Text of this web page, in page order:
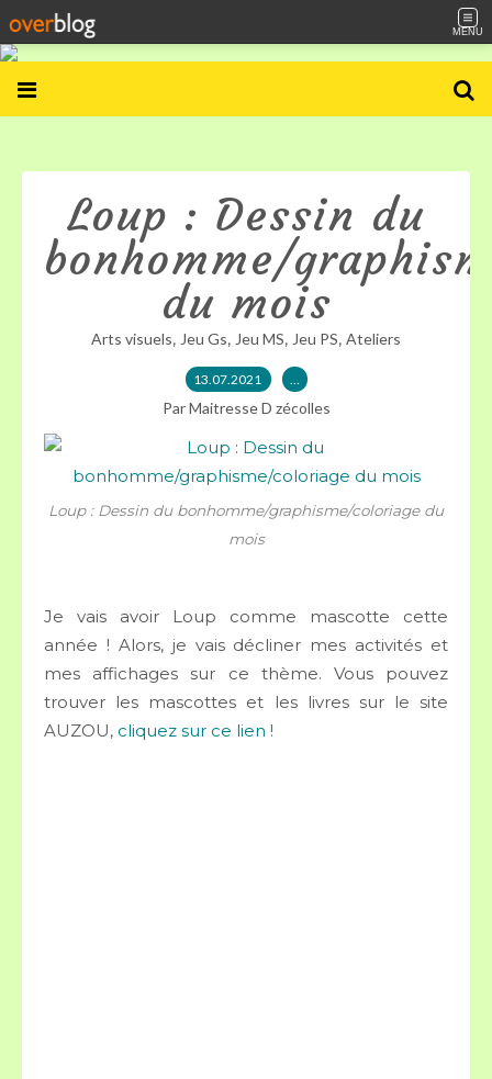
MENU
Loup : Dessin du
bonhomme/
du mois
Arts visuels, Jeu Gs, Jeu MS, Jeu PS, Ateliers
13.07.2021 …
Par Maitresse D zécolles
Loup : Dessin du bonhomme/graphisme/coloriage du
mois
Je vais avoir Loup comme mascotte cette
année ! Alors, je vais décliner mes activités et
mes affichages sur ce thème. Vous pouvez
trouver les mascottes et les livres sur le site
AUZOU, cliquez sur ce lien !